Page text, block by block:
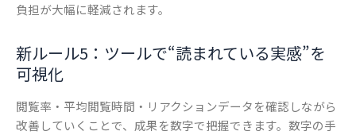
負担が大幅に軽減されます。
新ルール5：ツールで“読まれている実感”を
可視化
閲覧率・平均閲覧時間・リアクションデータを確認しながら
改善していくことで、成果を数字で把握できます。数字の手